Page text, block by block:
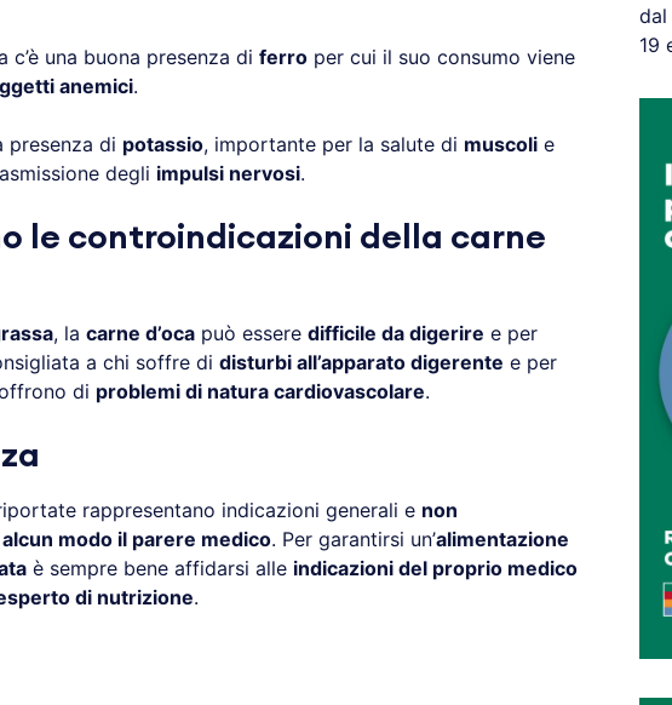
c’è una buona presenza di ferroper cui il suo consumo viene
anemici.
presenza di potassio, importante per la salute di muscolie
degli impulsi nervosi.
le controindicazioni della carne
, la carne d’ocapuò essere difficile da digerire e per
a chi soffre di disturbi all’apparato digerente e per
di problemi di natura cardiovascolare.
rappresentano indicazioni generali e non
modo il parere medico. Per garantirsi un’alimentazione
è sempre bene affidarsi alle indicazioni del proprio medico
di nutrizione.
dal
19